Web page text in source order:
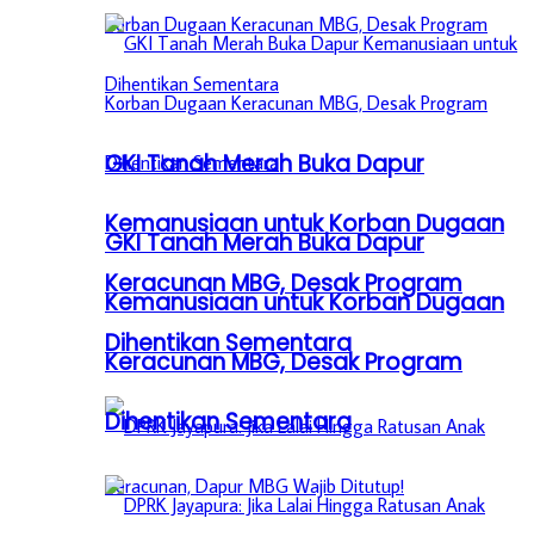
GKI Tanah Merah Buka Dapur
Kemanusiaan untuk Korban Dugaan
Keracunan MBG, Desak Program
Dihentikan Sementara
GKI Tanah Merah Buka Dapur
Kemanusiaan untuk Korban Dugaan
Keracunan MBG, Desak Program
Dihentikan Sementara